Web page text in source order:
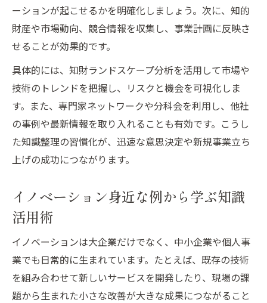
ーションが起こせるかを明確化しましょう。次に、知的
財産や市場動向、競合情報を収集し、事業計画に反映さ
せることが効果的です。
具体的には、知財ランドスケープ分析を活用して市場や
技術のトレンドを把握し、リスクと機会を可視化しま
す。また、専門家ネットワークや分科会を利用し、他社
の事例や最新情報を取り入れることも有効です。こうし
た知識整理の習慣化が、迅速な意思決定や新規事業立ち
上げの成功につながります。
イノベーション身近な例から学ぶ知識
活用術
イノベーションは大企業だけでなく、中小企業や個人事
業でも日常的に生まれています。たとえば、既存の技術
を組み合わせて新しいサービスを開発したり、現場の課
題から生まれた小さな改善が大きな成果につながること